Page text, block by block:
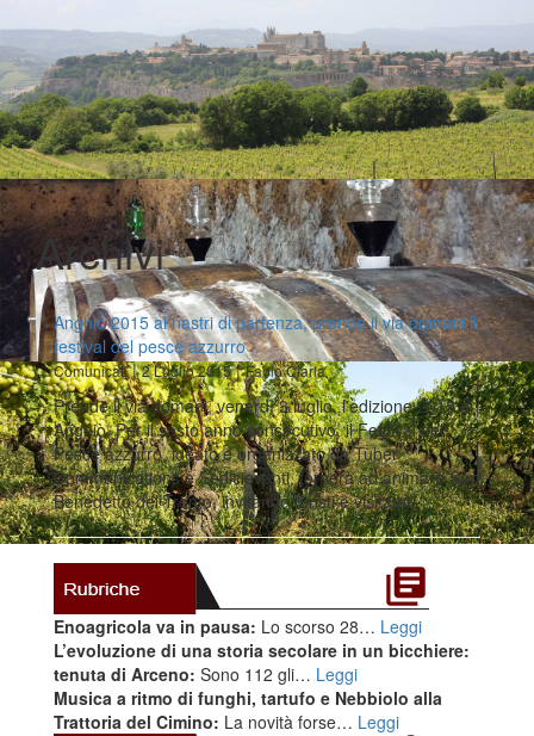
Archivi
Anghiò 2015 ai nastri di partenza, prende il via domani il
festival del pesce azzurro
Comunicati|2 Luglio 2015|Fabio Ciarla
Prende il via domani, venerdì 3 luglio, l'edizione 2015 di
Anghiò. Per il sesto anno consecutivo, il Festival del
Pesce azzurro, ideato e organizzato da Tuber
Communications e Sedicieventi, tornerà ad animare San
Benedetto del Tronto, invitando turisti e visitatori…
Enoagricola va in pausa: Lo scorso 28… Leggi
L’evoluzione di una storia secolare in un bicchiere:
tenuta di Arceno: Sono 112 gli… Leggi
Musica a ritmo di funghi, tartufo e Nebbiolo alla
Trattoria del Cimino: La novità forse… Leggi